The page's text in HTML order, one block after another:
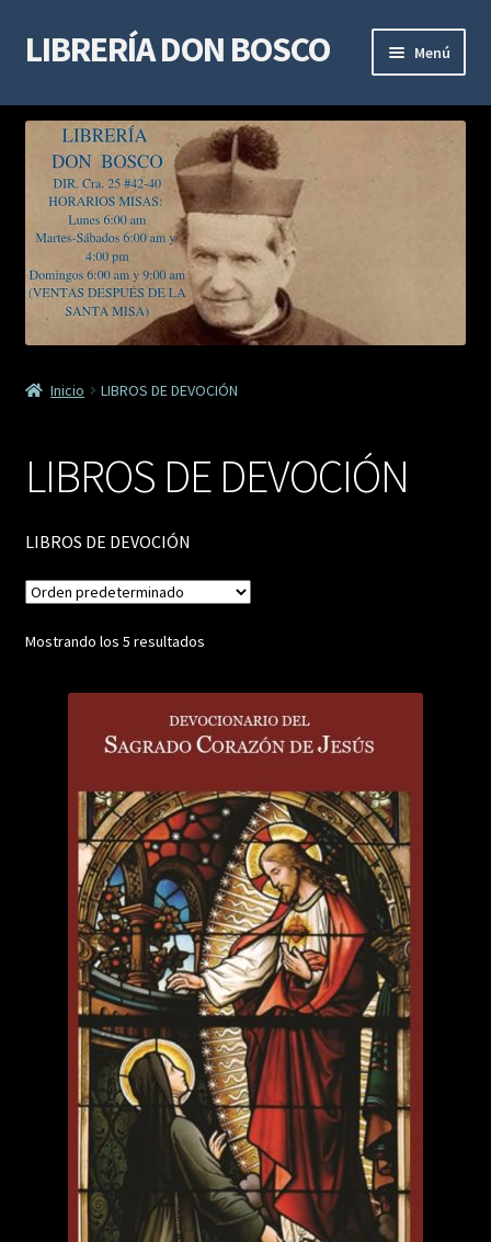
Ir
a
navegación
Ir
al
LIBRERÍA DON BOSCO Menú
LIBROS DE ESPIRITUALIDAD
LIBROS DE ESTUDIO Y DOCTRINA
LIBROS MARIANOS
LIBROS DE DEVOCIÓN
SACRAMENTALES
VIDAS DE SANTOS
Inicio LIBROS DE DEVOCIÓN
LIBROS DE DEVOCIÓN
LIBROS DE DEVOCIÓN
Mostrando los 5 resultados